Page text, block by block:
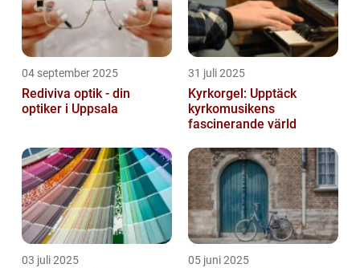
04 september 2025
Rediviva optik - din
optiker i Uppsala
31 juli 2025
Kyrkorgel: Upptäck
kyrkomusikens
fascinerande värld
03 juli 2025 05 juni 2025